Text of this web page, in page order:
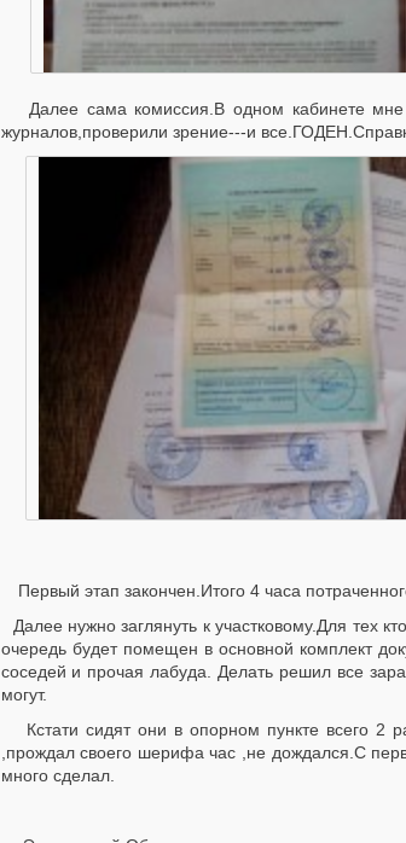
Далее сама комиссия.В одном кабинете мне
журналов,проверили зрение---и
Первый этап закончен.Итого 4 часа
Далее нужно заглянуть к участковому.Для тех
очередь будет помещен в основной комплект
соседей и прочая лабуда. Делать решил все
могут.
Кстати сидят они в опорном пункте всего 2
,прождал своего шерифа час ,не дождался.С
много сделал.